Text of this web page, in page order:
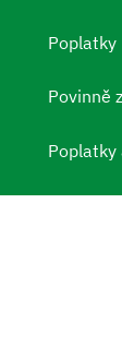
Poplatky
Povinně
Poplatky